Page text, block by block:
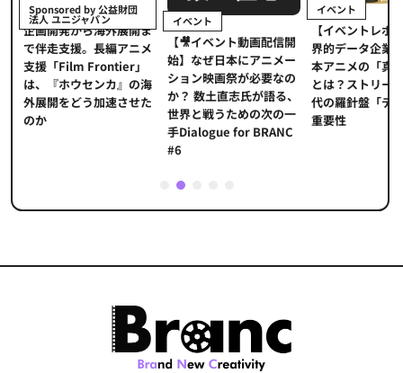
Sponsored by 公益財団
法人 ユニジャパン
企画開発から海外展開ま
で伴走支援。長編アニメ
支援「Film Frontier」
は、『ホウセンカ』の海
外展開をどう加速させた
のか
イベント
【🎥イベント動画配信開
始】なぜ日本にアニメー
ション映画祭が必要なの
か？ 数土直志氏が語る、
世界と戦うための次の一
手Dialogue for BRANC
#6
イベント
【イベントレポ
界的データ企業
本アニメの「真
とは？ストリー
代の羅針盤「デ
重要性
2